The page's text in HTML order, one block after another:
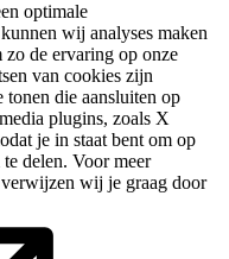
optimale
wij analyses maken
zo de ervaring op onze
van cookies zijn
tonen die aansluiten op
plugins, zoals X
je in staat bent om op
delen. Voor meer
wij je graag door